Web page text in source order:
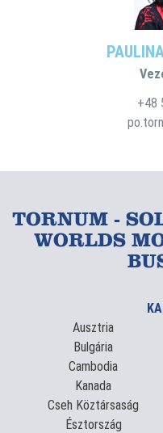
+48
TORNUM -
WORLDS
Ausztria
Bulgária
Cambodia
Kanada
Cseh Köztársaság
Észtország